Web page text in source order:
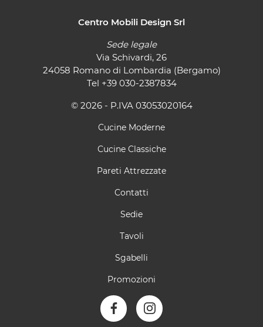
Centro Mobili Design Srl
Sede legale
Via Schivardi, 26
24058 Romano di Lombardia (Bergamo)
Tel +39 030-2387834
© 2026 - P.IVA 03053020164
Cucine Moderne
Cucine Classiche
Pareti Attrezzate
Contatti
Sedie
Tavoli
Sgabelli
Promozioni